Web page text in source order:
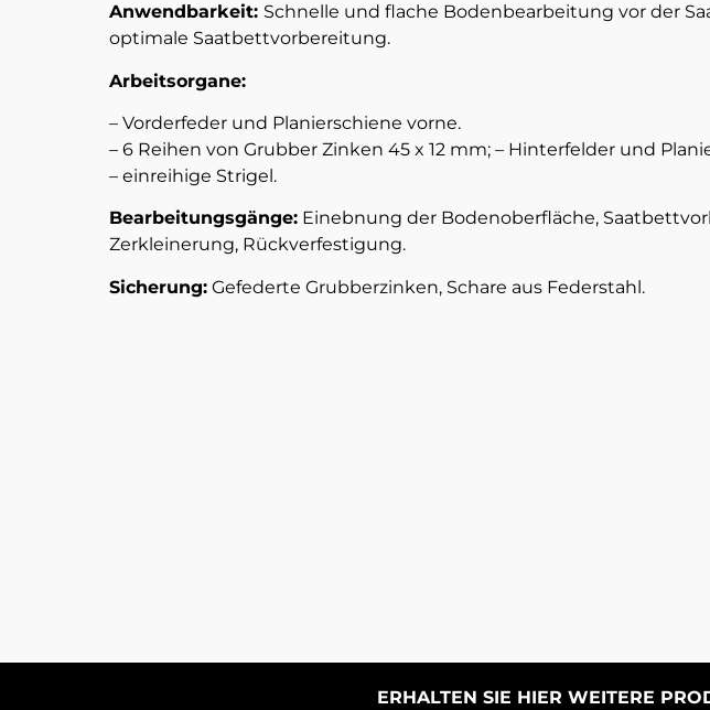
Anwendbarkeit: Schnelle und flache Bodenbearbeitung vor der
optimale Saatbettvorbereitung.
Arbeitsorgane:
– Vorderfeder und Planierschiene vorne.
– 6 Reihen von Grubber Zinken 45 x 12 mm; – Hinterfelder und
– einreihige Strigel.
Bearbeitungsgänge: Einebnung der Bodenoberfläche,
Zerkleinerung, Rückverfestigung.
Sicherung: Gefederte Grubberzinken, Schare aus Federstahl.
ERHALTEN SIE HIER WEITERE